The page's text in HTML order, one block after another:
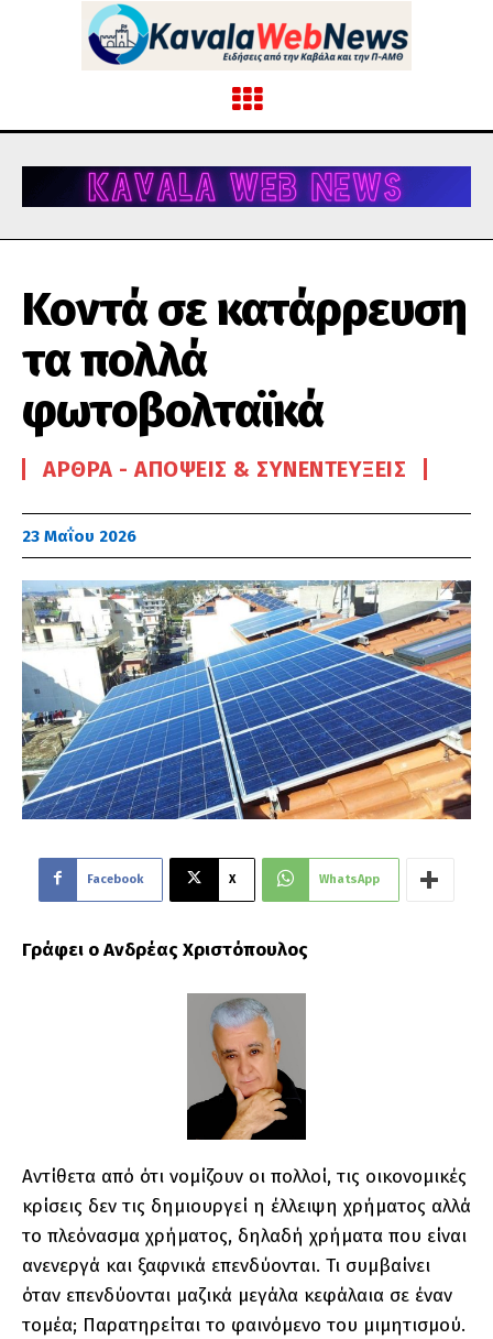
Κοντά σε κατάρρευση
τα πολλά
φωτοβολταϊκά
ΆΡΘΡΑ - ΑΠΌΨΕΙΣ & ΣΥΝΕΝΤΕΎΞΕΙΣ
23 Μαΐου 2026
Facebook X WhatsApp
Γράφει ο Ανδρέας Χριστόπουλος
Αντίθετα από ότι νομίζουν οι πολλοί, τις οικονομικές
κρίσεις δεν τις δημιουργεί η έλλειψη χρήματος αλλά
το πλεόνασμα χρήματος, δηλαδή χρήματα που είναι
ανενεργά και ξαφνικά επενδύονται. Τι συμβαίνει
όταν επενδύονται μαζικά μεγάλα κεφάλαια σε έναν
τομέα; Παρατηρείται το φαινόμενο του μιμητισμού.